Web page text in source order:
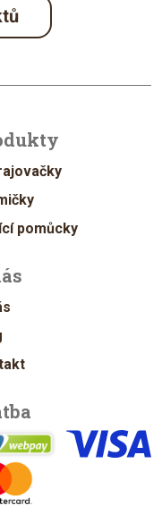
pomůcky